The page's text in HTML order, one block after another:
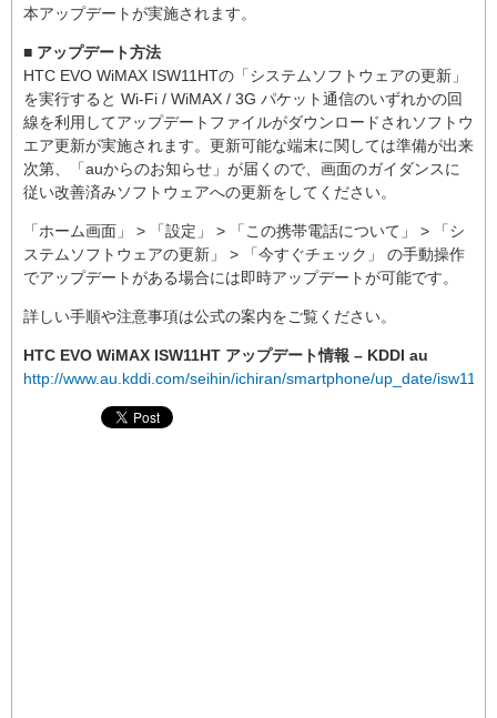
本アップデートが実施されます。
■ アップデート方法
HTC EVO WiMAX ISW11HTの「システムソフトウェアの更新」
を実行すると Wi-Fi / WiMAX / 3G パケット通信のいずれかの回
線を利用してアップデートファイルがダウンロードされソフトウ
エア更新が実施されます。更新可能な端末に関しては準備が出来
次第、「auからのお知らせ」が届くので、画面のガイダンスに
従い改善済みソフトウェアへの更新をしてください。
「ホーム画面」 > 「設定」 > 「この携帯電話について」 > 「シ
ステムソフトウェアの更新」 > 「今すぐチェック」 の手動操作
でアップデートがある場合には即時アップデートが可能です。
詳しい手順や注意事項は公式の案内をご覧ください。
HTC EVO WiMAX ISW11HT アップデート情報 – KDDI au
http://www.au.kddi.com/seihin/ichiran/smartphone/up_date/